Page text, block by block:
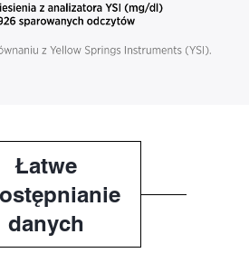
Łatwe
danych